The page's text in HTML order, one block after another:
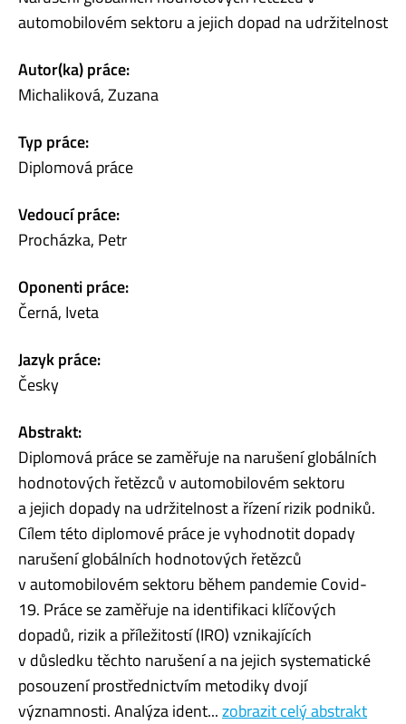
automobilovém sektoru a jejich dopad na udržitelnost
Autor(ka) práce:
Michaliková, Zuzana
Typ práce:
Diplomová práce
Vedoucí práce:
Procházka, Petr
Oponenti práce:
Černá, Iveta
Jazyk práce:
Česky
Abstrakt:
Diplomová práce se zaměřuje na narušení globálních
hodnotových řetězců v automobilovém sektoru
a jejich dopady na udržitelnost a řízení rizik podniků.
Cílem této diplomové práce je vyhodnotit dopady
narušení globálních hodnotových řetězců
v automobilovém sektoru během pandemie Covid-
19. Práce se zaměřuje na identifikaci klíčových
dopadů, rizik a příležitostí (IRO) vznikajících
v důsledku těchto narušení a na jejich systematické
posouzení prostřednictvím metodiky dvojí
významnosti. Analýza ident...zobrazit celý abstrakt